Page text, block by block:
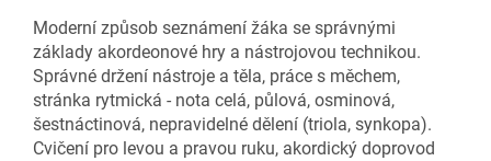
Moderní způsob seznámení žáka se správnými
základy akordeonové hry a nástrojovou technikou.
Správné držení nástroje a těla, práce s měchem,
stránka rytmická - nota celá, půlová, osminová,
šestnáctinová, nepravidelné dělení (triola, synkopa).
Cvičení pro levou a pravou ruku, akordický doprovod